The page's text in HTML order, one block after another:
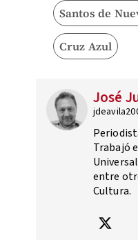
Santos de
Cruz Azul
José
Trabajó
entre
Cultura.